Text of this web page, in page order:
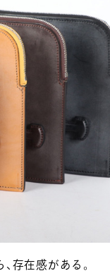
存在感がある。